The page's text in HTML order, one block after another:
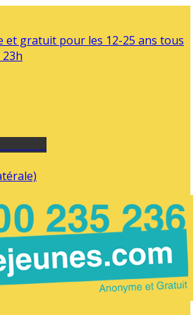
et gratuit pour les 12-25 ans tous